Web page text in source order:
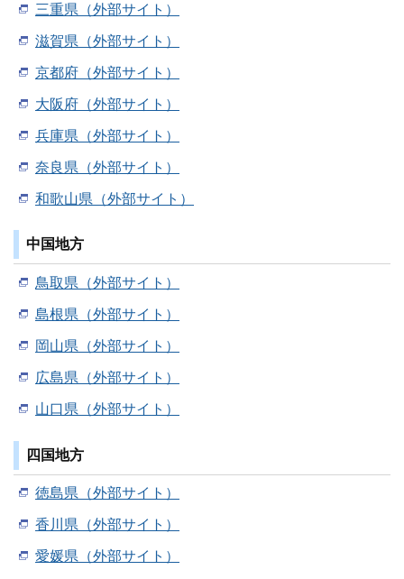
三重県（外部サイト）
滋賀県（外部サイト）
京都府（外部サイト）
大阪府（外部サイト）
兵庫県（外部サイト）
奈良県（外部サイト）
和歌山県（外部サイト）
中国地方
鳥取県（外部サイト）
島根県（外部サイト）
岡山県（外部サイト）
広島県（外部サイト）
山口県（外部サイト）
四国地方
徳島県（外部サイト）
香川県（外部サイト）
愛媛県（外部サイト）